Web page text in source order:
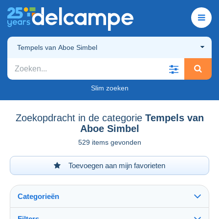
Tempels van Aboe Simbel
Slim zoeken
Zoekopdracht in de categorie Tempels van
Aboe Simbel
529 items gevonden
Toevoegen aan mijn favorieten
Categorieën